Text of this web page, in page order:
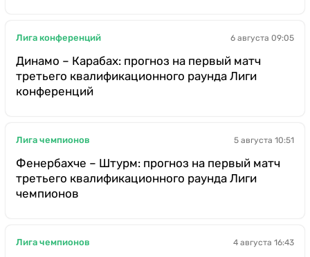
Лига конференций 6 августа 09:05
Динамо – Карабах: прогноз на первый матч
третьего квалификационного раунда Лиги
конференций
Лига чемпионов 5 августа 10:51
Фенербахче – Штурм: прогноз на первый матч
третьего квалификационного раунда Лиги
чемпионов
Лига чемпионов 4 августа 16:43